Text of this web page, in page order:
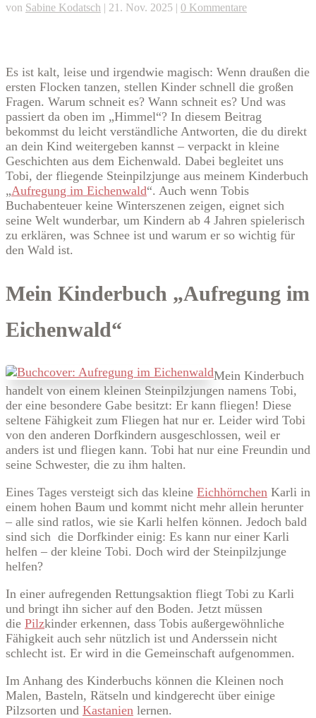
von Sabine Kodatsch | 21. Nov. 2025 | 0 Kommentare
Es ist kalt, leise und irgendwie magisch: Wenn draußen die
ersten Flocken tanzen, stellen Kinder schnell die großen
Fragen. Warum schneit es? Wann schneit es? Und was
passiert da oben im „Himmel“? In diesem Beitrag
bekommst du leicht verständliche Antworten, die du direkt
an dein Kind weitergeben kannst – verpackt in kleine
Geschichten aus dem Eichenwald. Dabei begleitet uns
Tobi, der fliegende Steinpilzjunge aus meinem Kinderbuch
„Aufregung im Eichenwald“. Auch wenn Tobis
Buchabenteuer keine Winterszenen zeigen, eignet sich
seine Welt wunderbar, um Kindern ab 4 Jahren spielerisch
zu erklären, was Schnee ist und warum er so wichtig für
den Wald ist.
Mein Kinderbuch „Aufregung im
Eichenwald“
Mein Kinderbuch
handelt von einem kleinen Steinpilzjungen namens Tobi,
der eine besondere Gabe besitzt: Er kann fliegen! Diese
seltene Fähigkeit zum Fliegen hat nur er. Leider wird Tobi
von den anderen Dorfkindern ausgeschlossen, weil er
anders ist und fliegen kann. Tobi hat nur eine Freundin und
seine Schwester, die zu ihm halten.
Eines Tages versteigt sich das kleine Eichhörnchen Karli in
einem hohen Baum und kommt nicht mehr allein herunter
– alle sind ratlos, wie sie Karli helfen können. Jedoch bald
sind sich die Dorfkinder einig: Es kann nur einer Karli
helfen – der kleine Tobi. Doch wird der Steinpilzjunge
helfen?
In einer aufregenden Rettungsaktion fliegt Tobi zu Karli
und bringt ihn sicher auf den Boden. Jetzt müssen
die Pilzkinder erkennen, dass Tobis außergewöhnliche
Fähigkeit auch sehr nützlich ist und Anderssein nicht
schlecht ist. Er wird in die Gemeinschaft aufgenommen.
Im Anhang des Kinderbuchs können die Kleinen noch
Malen, Basteln, Rätseln und kindgerecht über einige
Pilzsorten und Kastanien lernen.